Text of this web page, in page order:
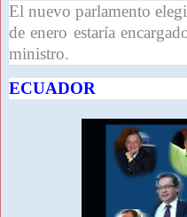
El nuevo parlamento
de enero estaría
ministro.
ECUADOR